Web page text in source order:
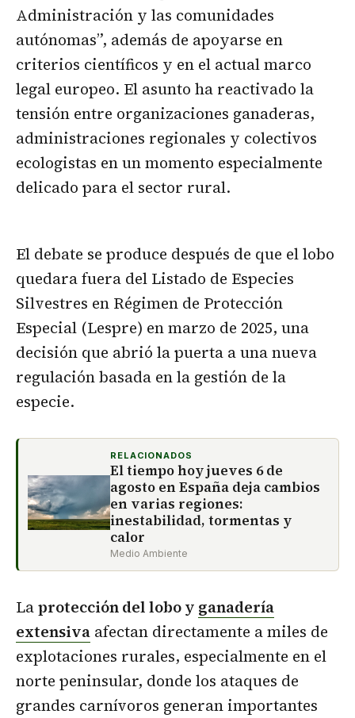
Administración y las comunidades
autónomas”, además de apoyarse en
criterios científicos y en el actual marco
legal europeo. El asunto ha reactivado la
tensión entre organizaciones ganaderas,
administraciones regionales y colectivos
ecologistas en un momento especialmente
delicado para el sector rural.
El debate se produce después de que el lobo
quedara fuera del Listado de Especies
Silvestres en Régimen de Protección
Especial (Lespre) en marzo de 2025, una
decisión que abrió la puerta a una nueva
regulación basada en la gestión de la
especie.
RELACIONADOS
El tiempo hoy jueves 6 de
agosto en España deja cambios
en varias regiones:
inestabilidad, tormentas y
calor
Medio Ambiente
Laprotección del lobo y ganadería
extensiva afectan directamente a miles de
explotaciones rurales, especialmente en el
norte peninsular, donde los ataques de
grandes carnívoros generan importantes